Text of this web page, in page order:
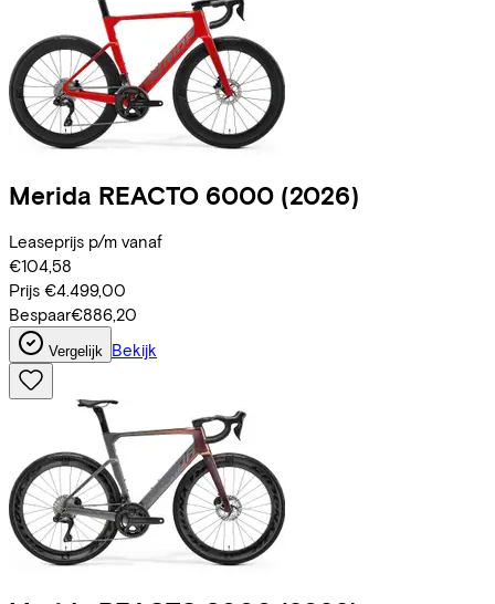
Merida REACTO 6000 (2026)
Leaseprijs p/m vanaf
€104,58
Prijs €4.499,00
Bespaar€886,20
Vergelijk Bekijk